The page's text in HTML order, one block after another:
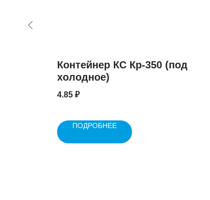
Контейнер КС Кр-350 (под
холодное)
4.85 ₽
ПОДРОБНЕЕ